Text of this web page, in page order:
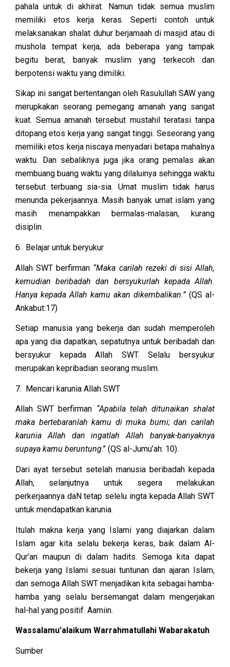
pahala untuk di akhirat. Namun tidak semua muslim
memiliki etos kerja keras. Seperti contoh untuk
melaksanakan shalat duhur berjamaah di masjid atau di
mushola tempat kerja, ada beberapa yang tampak
begitu berat, banyak muslim yang terkecoh dan
berpotensi waktu yang dimiliki.
Sikap ini sangat bertentangan oleh Rasulullah SAW yang
merupkakan seorang pemegang amanah yang sangat
kuat. Semua amanah tersebut mustahil teratasi tanpa
ditopang etos kerja yang sangat tinggi. Seseorang yang
memiliki etos kerja niscaya menyadari betapa mahalnya
waktu. Dan sebaliknya juga jika orang pemalas akan
membuang buang waktu yang dilaluinya sehingga waktu
tersebut terbuang sia-sia. Umat muslim tidak harus
menunda pekerjaannya. Masih banyak umat islam yang
masih menampakkan bermalas-malasan, kurang
disiplin.
6. Belajar untuk beryukur
Allah SWT berfirman “Maka carilah rezeki di sisi Allah,
kemudian beribadah dan bersyukurlah kepada Allah.
Hanya kepada Allah kamu akan dikembalikan.” (QS al-
Ankabut:17)
Setiap manusia yang bekerja dan sudah memperoleh
apa yang dia dapatkan, sepatutnya untuk beribadah dan
bersyukur kepada Allah SWT. Selalu bersyukur
merupakan kepribadian seorang muslim.
7. Mencari karunia Allah SWT
Allah SWT berfirman “Apabila telah ditunaikan shalat
maka bertebaranlah kamu di muka bumi; dan carilah
karunia Allah dan ingatlah Allah banyak-banyaknya
supaya kamu beruntung.” (QS al-Jumu’ah: 10).
Dari ayat tersebut setelah manusia beribadah kepada
Allah, selanjutnya untuk segera melakukan
perkerjaannya daN tetap selelu ingta kepada Allah SWT
untuk mendapatkan karunia.
Itulah makna kerja yang Islami yang diajarkan dalam
Islam agar kita selalu bekerja keras, baik dalam Al-
Qur’an maupun di dalam hadits. Semoga kita dapat
bekerja yang Islami sesuai tuntunan dan ajaran Islam,
dan semoga Allah SWT menjadikan kita sebagai hamba-
hamba yang selalu bersemangat dalam mengerjakan
hal-hal yang positif. Aamiin.
Wassalamu’alaikum Warrahmatullahi Wabarakatuh
Sumber